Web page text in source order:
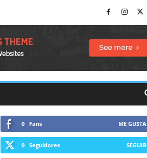
0 Fans ME GUSTA
0 Seguidores SEGUIR